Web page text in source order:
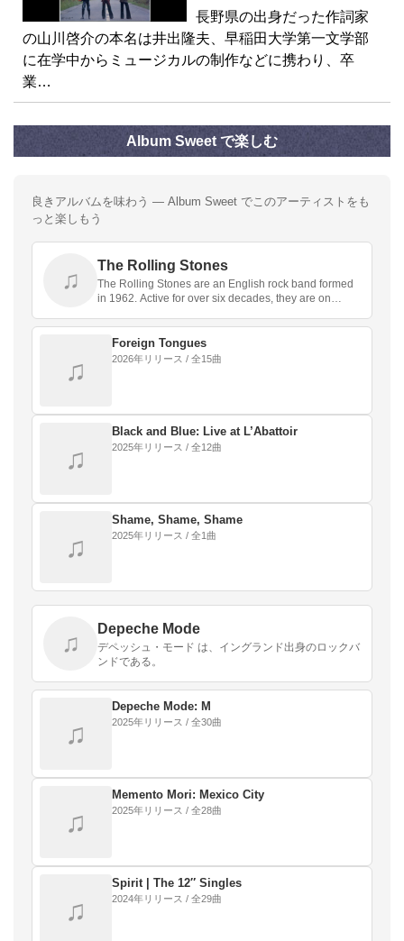
長野県の出身だった作詞家
の山川啓介の本名は井出隆夫、早稲田大学第一文学部
に在学中からミュージカルの制作などに携わり、卒
業…
Album Sweet で楽しむ
良きアルバムを味わう — Album Sweet でこのアーティストをも
っと楽しもう
♫
The Rolling Stones
The Rolling Stones are an English rock band formed
in 1962. Active for over six decades, they are on…
♫
Foreign Tongues
2026年リリース / 全15曲
♫
Black and Blue: Live at L’Abattoir
2025年リリース / 全12曲
♫
Shame, Shame, Shame
2025年リリース / 全1曲
♫
Depeche Mode
デペッシュ・モード は、イングランド出身のロックバ
ンドである。
♫
Depeche Mode: M
2025年リリース / 全30曲
♫
Memento Mori: Mexico City
2025年リリース / 全28曲
♫
Spirit | The 12″ Singles
2024年リリース / 全29曲